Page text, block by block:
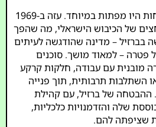
עבור הפלסטינים, ההבטחות היו מפתות במיוחד. עזה ב-1969
של הכיבוש הישראלי, מה שהפך
בברזיל – מדינה שהודגשה לעיתים
פטרה – למאוד מושך. סוכנים
מובנית עם עבודה, חלקות קרקע
השתלבות תרבותית, תוך פנייה
ההבטחה של ברזיל, עם קהילת
שלה והזדמנויות כלכליות,
שציפתה להם.